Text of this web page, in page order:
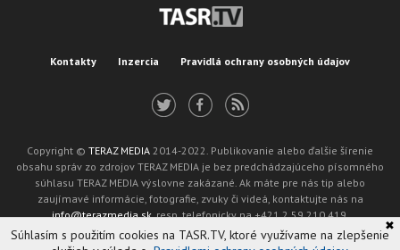
Kontakty Inzercia Pravidlá ochrany osobných údajov
Copyright © TERAZ MEDIA 2014-2022. Publikovanie alebo ďalšie šírenie
obsahu správ zo zdrojov TERAZ MEDIA je bez predchádzajúceho písomného
súhlasu TERAZ MEDIA výslovne zakázané. Ak máte pre nás tip alebo
zaujímavé informácie, fotografie, zvuky či videá, kontaktujte nás na
info@terazmedia.sk, resp. telefonicky na +421 2 59 210 419.
Žiadosť o zverejnenie opravy v zmysle zákona o publikáciách je možné zaslať
na adresu oprava@tasr.sk.
Súhlasím s použitím cookies na TASR.TV, ktoré využívame na zlepšenie
✖